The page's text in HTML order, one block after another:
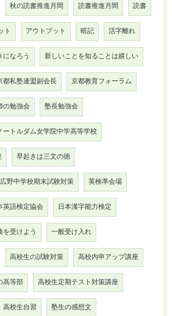
秋の読書推進月間 読書推進月間 読書
ト アウトプット 暗記 活字離れ
なろう 新しいことを知ることは嬉しい
都私塾連盟副会長 京都教育フォーラム
の勉強会 塾長勉強会
ートルダム女学院中学高等学校
早起きは三文の徳
広野中学校期末試験対策 英検準会場
英語検定協会 日本漢字能力検定
受けよう 一般受け入れ
高校生の試験対策 高校内申アップ講座
高等部 高校生定期テスト対策講座
高校生自習 塾生の感想文